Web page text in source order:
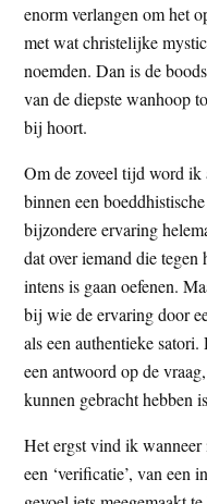
enorm verlangen om het
met wat christelijke
noemden. Dan is de
van de diepste wanhoop
bij hoort.
Om de zoveel tijd word ik
binnen een
bijzondere ervaring
dat over iemand die tegen
intens is gaan oefenen.
bij wie de ervaring door
als een authentieke
een antwoord op de
kunnen gebracht hebben
Het ergst vind ik
een ‘verificatie’, van een